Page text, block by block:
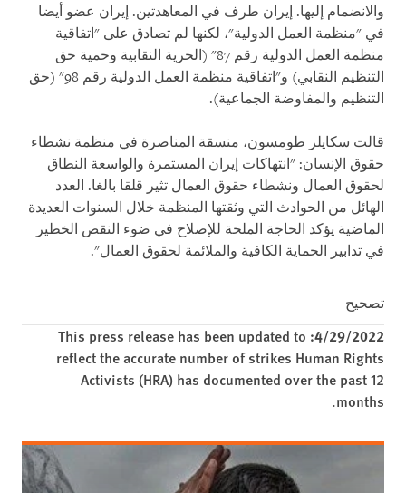
والانضمام إليها. إيران طرف في المعاهدتين. إيران عضو أيضا
في "منظمة العمل الدولية"، لكنها لم تصادق على "اتفاقية
منظمة العمل الدولية رقم 87" (الحرية النقابية وحمية حق
التنظيم النقابي) و"اتفاقية منظمة العمل الدولية رقم 98" (حق
التنظيم والمفاوضة الجماعية).
قالت سكايلر طومسون، منسقة المناصرة في منظمة نشطاء
حقوق الإنسان: "انتهاكات إيران المستمرة والواسعة النطاق
لحقوق العمال ونشطاء حقوق العمال تثير قلقا بالغا. العدد
الهائل من الحوادث التي وثقتها المنظمة خلال السنوات العديدة
الماضية يؤكد الحاجة الملحة للإصلاح في ضوء النقص الخطير
في تدابير الحماية الكافية والملائمة لحقوق العمال".
تصحيح
4/29/2022:
This press release has been updated to
reflect the accurate number of strikes Human Rights
Activists (HRA) has documented over the past 12
months.